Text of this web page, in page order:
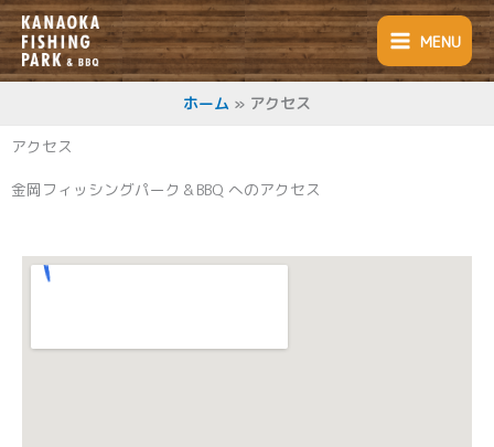
内
容
を
ス
プ
MENU
ホーム アクセス
アクセス
金岡フィッシングパーク＆BBQ へのアクセス